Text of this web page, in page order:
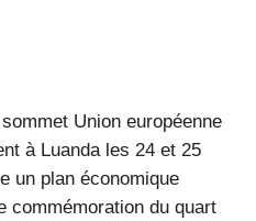
Union européenne
à Luanda les 24 et 25
un plan économique
commémoration du quart